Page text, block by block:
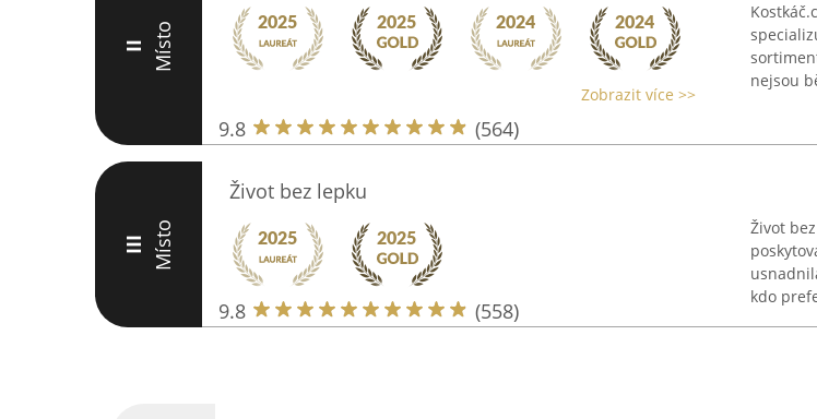
II Místo
Zobrazit více >>
9.8 (564)
nejsou
III Místo
Život bez lepku
9.8 (558)
Život
kdo